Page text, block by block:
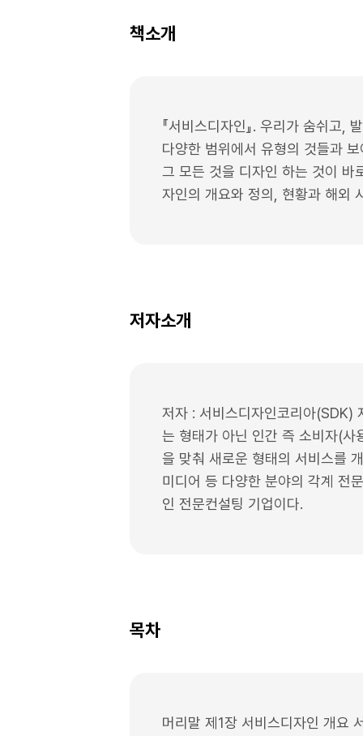
책소개
『서비스디자인』. 우리가 숨쉬고
다양한 범위에서 유형의 것들과
그 모든 것을 디자인 하는 것이 바
자인의 개요와 정의, 현황과 해외
저자소개
저자 : 서비스디자인코리아(SDK)
는 형태가 아닌 인간 즉 소비자(사
을 맞춰 새로운 형태의 서비스를
미디어 등 다양한 분야의 각계 전
인 전문컨설팅 기업이다.
목차
머리말 제1장 서비스디자인 개요